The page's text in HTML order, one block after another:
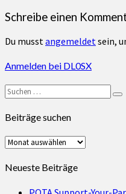
Schreibe einen
Du musstangemeldetsein,
Anmelden bei DL0SX
Suchen
nach:
Beiträge suchen
Beiträge
Neueste Beiträge